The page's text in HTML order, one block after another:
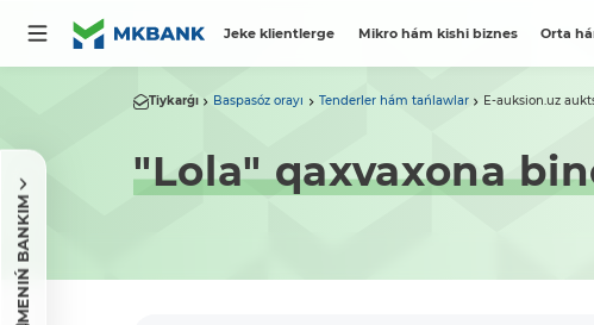
Jeke klientlerge Mikro hám kishi biznes Orta
MENIŃ BANKIM
Tiykarǵı Baspasóz orayı Tenderler hám tańlawlar E-auksion.uz
"Lola" qaxvaxona